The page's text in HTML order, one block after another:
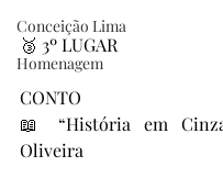
Conceição Lima
Homenagem
🥉 3º LUGAR
CONTO
📖 “História em
Oliveira